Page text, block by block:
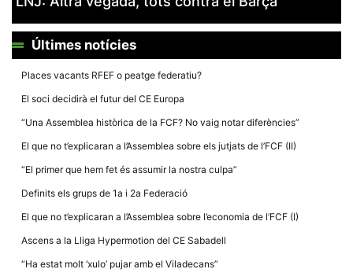
Últimes notícies
Places vacants RFEF o peatge federatiu?
El soci decidirà el futur del CE Europa
“Una Assemblea històrica de la FCF? No vaig notar diferències”
El que no t’explicaran a l’Assemblea sobre els jutjats de l’FCF (II)
“El primer que hem fet és assumir la nostra culpa”
Definits els grups de 1a i 2a Federació
El que no t’explicaran a l’Assemblea sobre l’economia de l’FCF (I)
Ascens a la Lliga Hypermotion del CE Sabadell
“Ha estat molt ‘xulo’ pujar amb el Viladecans”
la funcionalitat
tècnics del
emmagatzemen
dispositiu que
possible. Si
aquestes
algunes